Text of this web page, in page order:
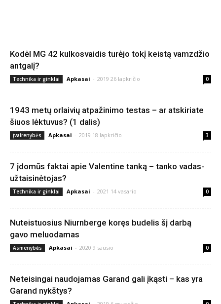
Kodėl MG 42 kulkosvaidis turėjo tokį keistą vamzdžio
antgalį?
Technika ir ginklai Apkasai - 2019 26 lapkričio 0
1943 metų orlaivių atpažinimo testas – ar atskiriate
šiuos lėktuvus? (1 dalis)
Įvairenybės Apkasai - 2019 18 lapkričio 3
7 įdomūs faktai apie Valentine tanką – tanko vadas-
užtaisinėtojas?
Technika ir ginklai Apkasai - 2021 14 vasario 0
Nuteistuosius Niurnberge koręs budelis šį darbą
gavo meluodamas
Asmenybės Apkasai - 2020 9 sausio 0
Neteisingai naudojamas Garand gali įkąsti – kas yra
Garand nykštys?